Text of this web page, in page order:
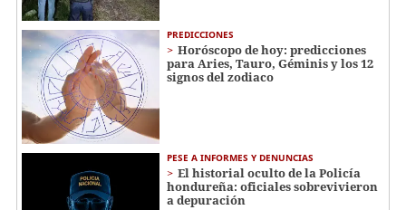
PREDICCIONES
Horóscopo de hoy: predicciones
para Aries, Tauro, Géminis y los 12
signos del zodiaco
PESE A INFORMES Y DENUNCIAS
El historial oculto de la Policía
hondureña: oficiales sobrevivieron
a depuración